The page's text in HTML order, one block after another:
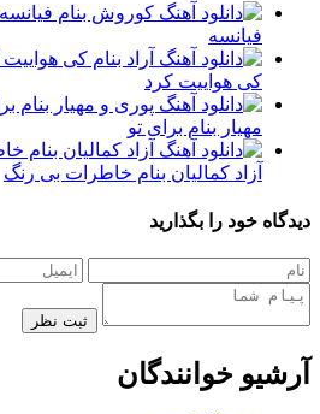
فیانسه
کی هواییت کرد
مهیار بنام برای تو
آزاد کمالیان بنام خاطرات بی رنگ
دیدگاه خود را بگذارید
ثبت نظر
آرشیو خوانندگان